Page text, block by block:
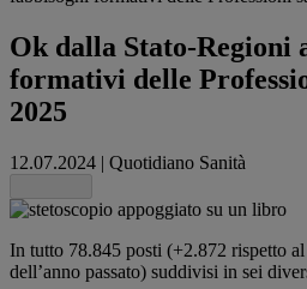
Ok dalla Stato-Regioni
formativi delle
2025
12.07.2024 | Quotidiano Sanità
In tutto 78.845 posti (+2.872 rispetto
dell’anno passato) suddivisi in sei